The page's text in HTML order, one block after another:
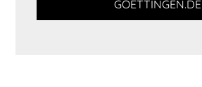
GOETTINGEN.DE